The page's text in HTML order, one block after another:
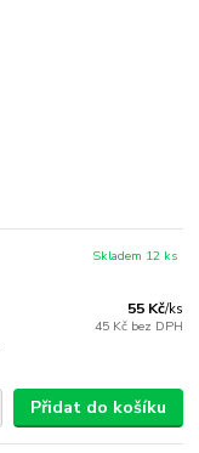
55 Kč/ks
45 Kč bez DPH
Skladem 12 ks
Přidat do košíku